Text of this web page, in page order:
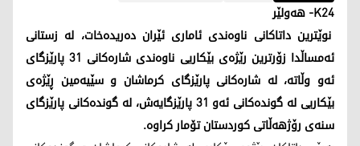
K24- هەولێر
نوێترین داتاکانی ناوەندی ئاماری ئێران دەریدەخات، لە زستانی
ئەمساڵدا زۆرترین رێژەی بێکاریی ناوەندی شارەکانی 31 پارێزگای
ئەو وڵاتە، لە شارەکانی پارێزگای کرماشان و سێیەمین ڕێژەی
بێکاریی لە گوندەکانی ئەو 31 پارێزگایەش، لە گوندەکانی پارێزگای
سنەی رۆژهەڵاتی کوردستان تۆمار کراوە.